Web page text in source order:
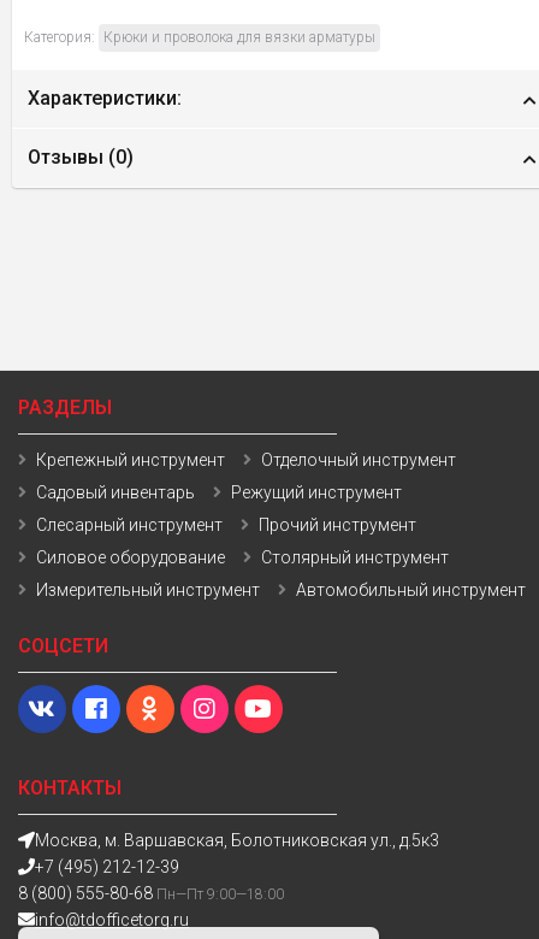
Категория: Крюки и проволока для вязки арматуры
Характеристики:
Отзывы (0)
КОНТАКТЫ
Москва, м. Варшавская, Болотниковская ул., д.5к3
+7 (495) 212-12-39
8 (800) 555-80-68 Пн—Пт 9:00—18:00
info@tdofficetorg.ru
РАЗДЕЛЫ
Крепежный инструмент
Отделочный инструмент
Садовый инвентарь
Режущий инструмент
Слесарный инструмент
Прочий инструмент
Силовое оборудование
Столярный инструмент
Измерительный инструмент
Автомобильный инструмент
СОЦСЕТИ